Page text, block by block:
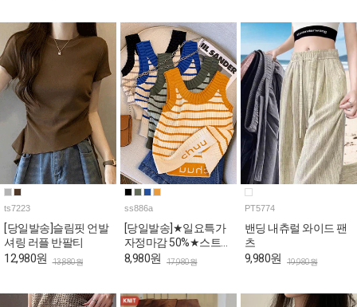
ts7223
[당일발송]슬림핏 언발
셔링 러플 반팔티
12,980원 13,880원
ss886a
[당일발송]★일요특가
자정마감 50%★스트라
이프 쫀쫀 골지 나시
8,980원 17,980원
PT5774
밴딩 내츄럴 와이드 팬
츠
9,980원 19,980원